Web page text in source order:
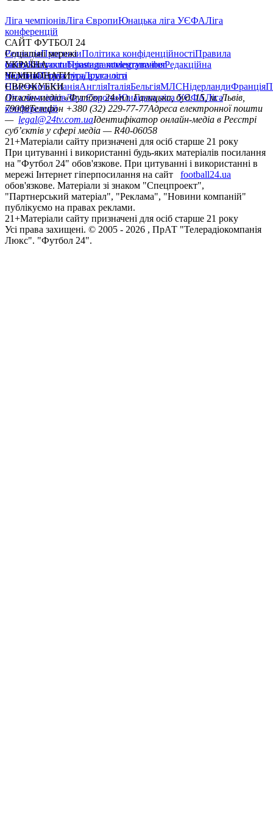
Ліга чемпіонівЛіга ЄвропиЮнацька ліга УЄФАЛіга
конференцій
САЙТ ФУТБОЛ 24
РедакціяПрогнозиПолітика конфіденційностіПравила
сайтуКонтактиПравила коментуванняРедакційна
політикаСтруктура власності
Соціальні мережі
facebookxyoutubeinstagramtelegramviber
УКРАЇНА
УкраїнаПерша лігаДруга ліга
ЧЕМПІОНАТИ
НімеччинаІспаніяАнгліяІталіяБельгіяМЛСНідерландиФранція
ЄВРОКУБКИ
Ліга чемпіонівЛіга ЄвропиЮнацька ліга УЄФАЛіга
конференцій
Онлайн-медіа «Футбол 24»пл. Галицька, буд. 15, м. Львів,
79008Телефон +380 (32) 229-77-77Адреса електронної пошти
— legal@24tv.com.uaІдентифікатор онлайн-медіа в Реєстрі
суб’єктів у сфері медіа — R40-06058
21+Матеріали сайту призначені для осіб старше 21 року
При цитуванні і використанні будь-яких матеріалів посилання
на "Футбол 24" обов'язкове. При цитуванні і використанні в
мережі Інтернет гіперпосилання на сайт
football24.ua
обов'язкове. Матеріали зі знаком "Спецпроект",
"Партнерський матеріал", "Реклама", "Новини компаній"
публікуємо на правах реклами.
21+Матеріали сайту призначені для осіб старше 21 року
Усi права захищенi. © 2005 - 2026 , ПрАТ "Телерадіокомпанія
Люкс". "Футбол 24".